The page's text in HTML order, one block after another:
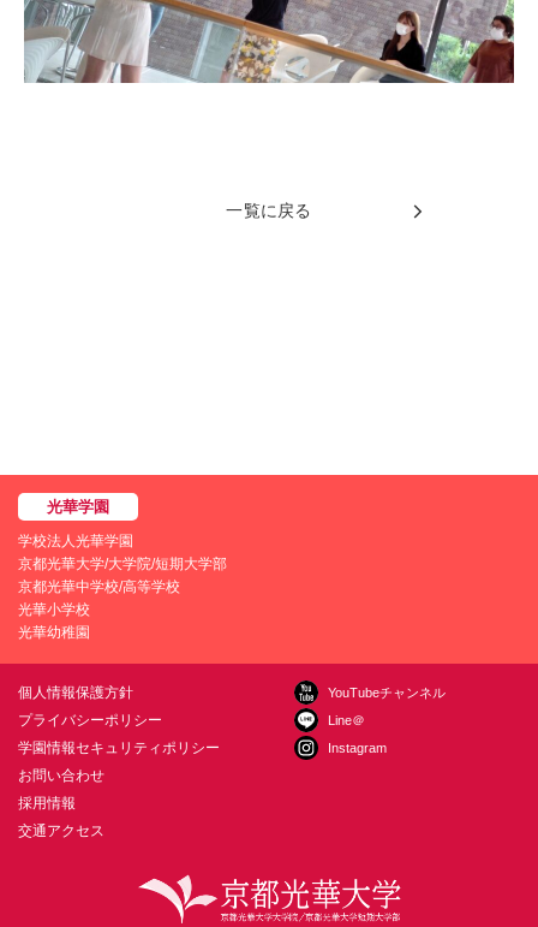
一覧に戻る
学校法人光華学園
京都光華大学/大学院/短期大学部
京都光華中学校/高等学校
光華小学校
光華幼稚園
個人情報保護方針
プライバシーポリシー
学園情報セキュリティポリシー
お問い合わせ
採用情報
交通アクセス
YouTubeチャンネル
Line＠
Instagram